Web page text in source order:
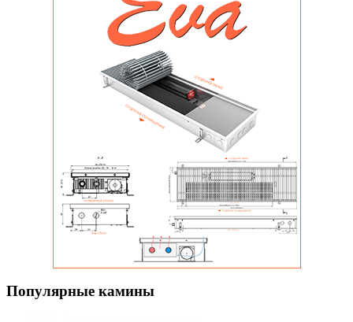
Популярные камины